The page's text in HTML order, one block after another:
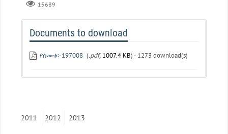
15689
Documents to download
የሰመቁ፡-197008 (.pdf, 1007.4 KB) - 1273 download(s)
2011 2012 2013